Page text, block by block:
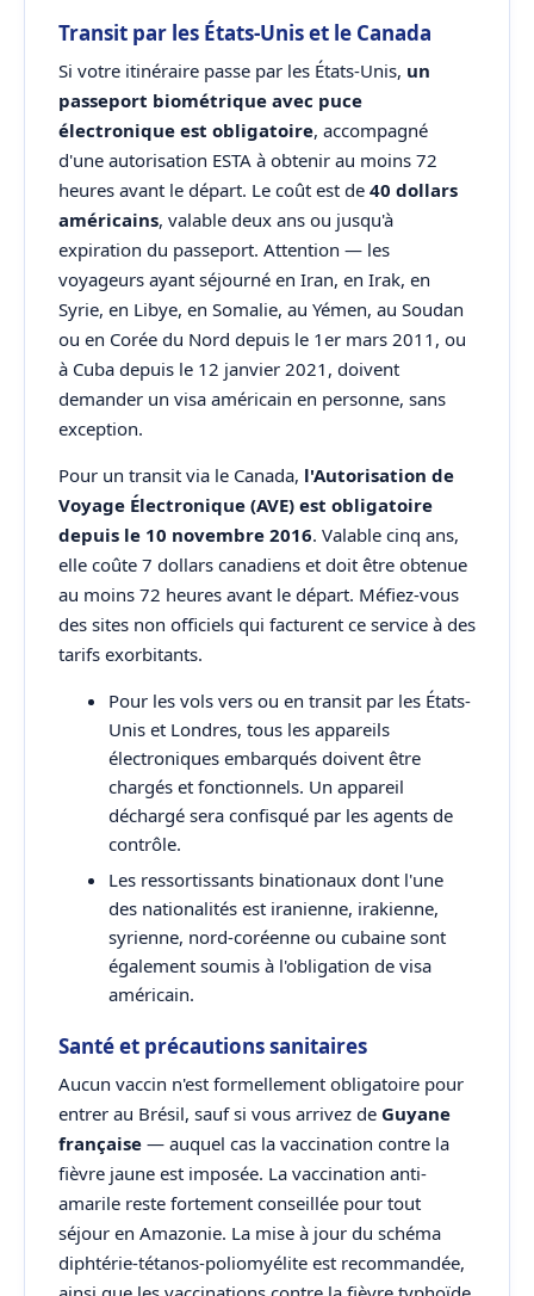
Transit par les États-Unis et le Canada
Si votre itinéraire passe par les États-Unis, un
passeport biométrique avec puce
électronique est obligatoire, accompagné
d'une autorisation ESTA à obtenir au moins 72
heures avant le départ. Le coût est de 40 dollars
américains, valable deux ans ou jusqu'à
expiration du passeport. Attention — les
voyageurs ayant séjourné en Iran, en Irak, en
Syrie, en Libye, en Somalie, au Yémen, au Soudan
ou en Corée du Nord depuis le 1er mars 2011, ou
à Cuba depuis le 12 janvier 2021, doivent
demander un visa américain en personne, sans
exception.
Pour un transit via le Canada, l'Autorisation de
Voyage Électronique (AVE) est obligatoire
depuis le 10 novembre 2016. Valable cinq ans,
elle coûte 7 dollars canadiens et doit être obtenue
au moins 72 heures avant le départ. Méfiez-vous
des sites non officiels qui facturent ce service à des
tarifs exorbitants.
Pour les vols vers ou en transit par les États-
Unis et Londres, tous les appareils
électroniques embarqués doivent être
chargés et fonctionnels. Un appareil
déchargé sera confisqué par les agents de
contrôle.
Les ressortissants binationaux dont l'une
des nationalités est iranienne, irakienne,
syrienne, nord-coréenne ou cubaine sont
également soumis à l'obligation de visa
américain.
Santé et précautions sanitaires
Aucun vaccin n'est formellement obligatoire pour
entrer au Brésil, sauf si vous arrivez de Guyane
française — auquel cas la vaccination contre la
fièvre jaune est imposée. La vaccination anti-
amarile reste fortement conseillée pour tout
séjour en Amazonie. La mise à jour du schéma
diphtérie-tétanos-poliomyélite est recommandée,